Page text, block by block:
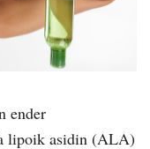
ender
lipoik asidin (ALA)